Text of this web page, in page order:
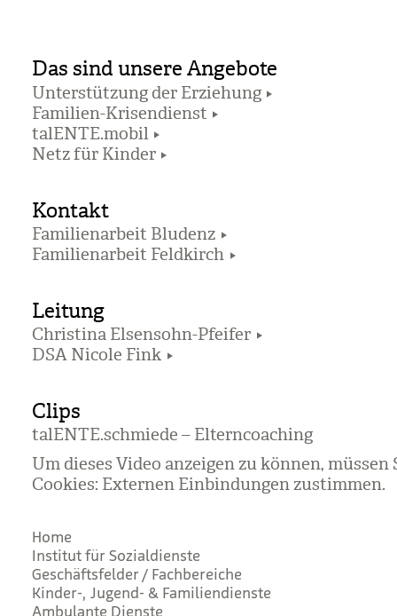
Das sind unsere Angebote
Unterstützung der Erziehung
Familien-Krisendienst
talENTE.mobil
Netz für Kinder
Kontakt
Familienarbeit Bludenz
Familienarbeit Feldkirch
Leitung
Christina Elsensohn-Pfeifer
DSA Nicole Fink
Clips
talENTE.schmiede – Eltern­coa­ching
Um dieses Video anzeigen zu können, müssen
Cookies: Externen Einbindungen zustimmen.
Home
Institut für Sozialdienste
Geschäftsfelder / Fachbereiche
Kinder-, Jugend- & Familiendienste
Ambulante Dienste